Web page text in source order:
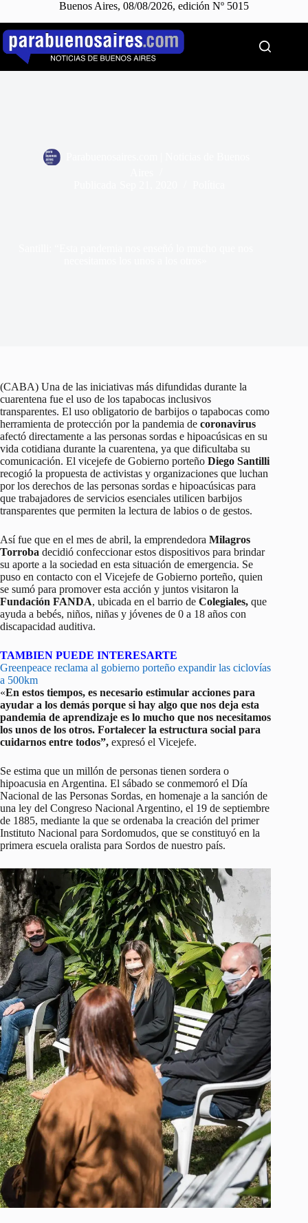
Buenos Aires, 08/08/2026, edición Nº 5015
Saltar
contenido
(CABA) Una de las iniciativas más difundidas durante la
cuarentena fue el uso de los tapabocas inclusivos
transparentes. El uso obligatorio de barbijos o tapabocas como
herramienta de protección por la pandemia de coronavirus
afectó directamente a las personas sordas e hipoacúsicas en su
vida cotidiana durante la cuarentena, ya que dificultaba su
comunicación. El vicejefe de Gobierno porteño Diego Santilli
recogió la propuesta de activistas y organizaciones que luchan
por los derechos de las personas sordas e hipoacúsicas para
que trabajadores de servicios esenciales utilicen barbijos
transparentes que permiten la lectura de labios o de gestos.
Así fue que en el mes de abril, la emprendedora Milagros
Torroba decidió confeccionar estos dispositivos para brindar
su aporte a la sociedad en esta situación de emergencia. Se
puso en contacto con el Vicejefe de Gobierno porteño, quien
se sumó para promover esta acción y juntos visitaron la
Fundación FANDA, ubicada en el barrio de Colegiales, que
ayuda a bebés, niños, niñas y jóvenes de 0 a 18 años con
discapacidad auditiva.
TAMBIEN PUEDE INTERESARTE
Greenpeace reclama al gobierno porteño expandir las ciclovías
a 500km
«En estos tiempos, es necesario estimular acciones para
ayudar a los demás porque si hay algo que nos deja esta
pandemia de aprendizaje es lo mucho que nos necesitamos
los unos de los otros. Fortalecer la estructura social para
cuidarnos entre todos”, expresó el Vicejefe.
Se estima que un millón de personas tienen sordera o
hipoacusia en Argentina. El sábado se conmemoró el Día
Nacional de las Personas Sordas, en homenaje a la sanción de
una ley del Congreso Nacional Argentino, el 19 de septiembre
de 1885, mediante la que se ordenaba la creación del primer
Instituto Nacional para Sordomudos, que se constituyó en la
primera escuela oralista para Sordos de nuestro país.